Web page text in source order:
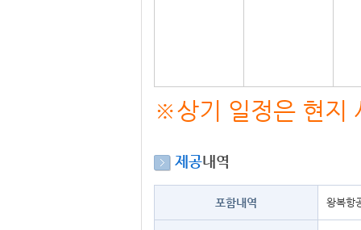
※상기 일정은 현지
제공내역
포함내역 왕복항